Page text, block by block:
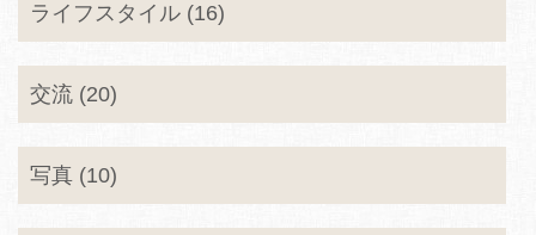
ライフスタイル (16)
交流 (20)
写真 (10)